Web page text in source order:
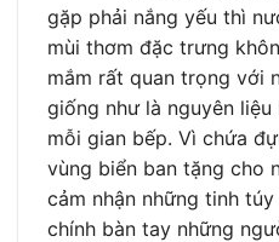
gặp phải nắng yếu thì
mùi thơm đặc trưng
mắm rất quan trọng với
giống như là nguyên
mỗi gian bếp. Vì chứa
vùng biển ban tặng cho
cảm nhận những tinh
chính bàn tay những